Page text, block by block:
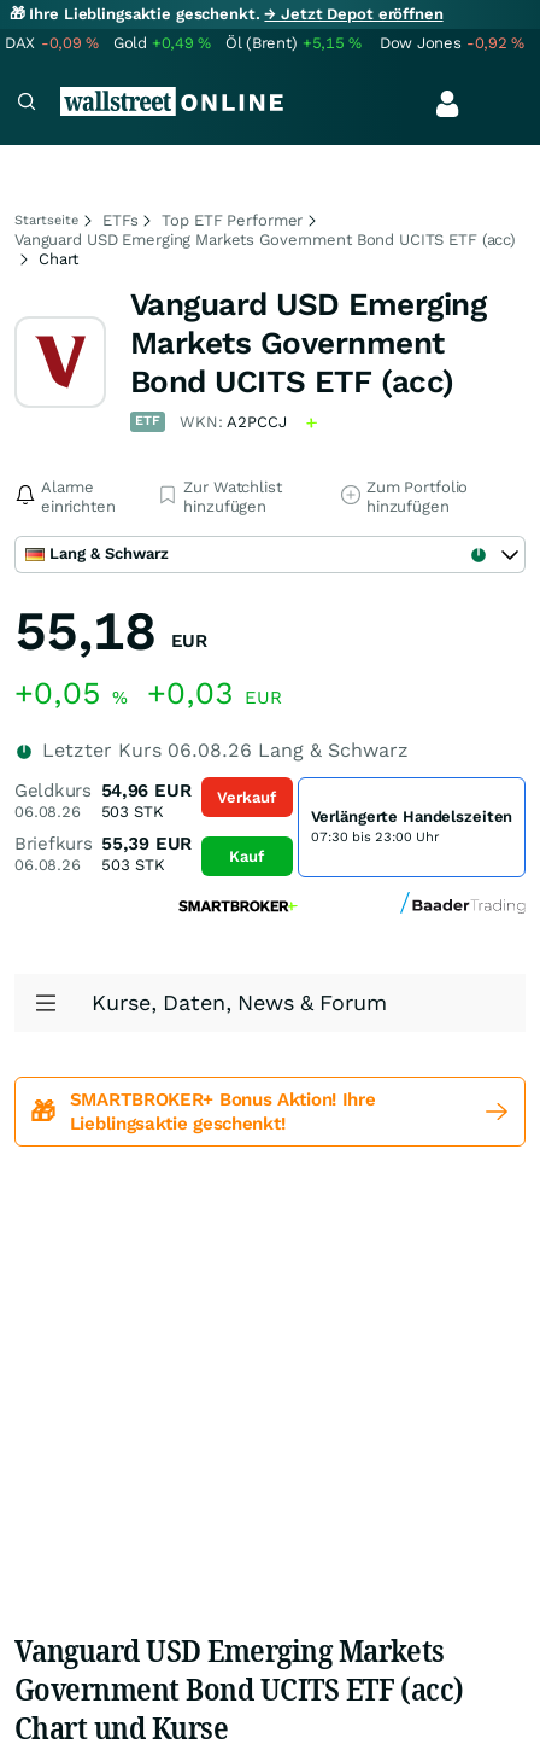
🎁 Ihre Lieblingsaktie geschenkt.→ Jetzt Depot eröffnen
DAX -0,09% Gold +0,49% Öl (Brent) +5,15% Dow Jones -0,92%
Startseite ETFs
Top ETF Performer
Vanguard USD Emerging Markets Government Bond UCITS ETF (acc)
Chart
Vanguard USD Emerging
Markets Government
Bond UCITS ETF (acc)
ETF WKN:A2PCCJ
Alarme
einrichten
Zur Watchlist
hinzufügen
Zum Portfolio
hinzufügen
Lang & Schwarz
55,18 EUR
+0,05 % +0,03 EUR
Letzter Kurs 06.08.26 Lang & Schwarz
Geldkurs
06.08.26
54,96 EUR
503 STK
Briefkurs
06.08.26
55,39 EUR
503 STK
Verkauf
Kauf
Verlängerte Handelszeiten
07:30 bis 23:00 Uhr
Kurse, Daten, News & Forum
🎁
SMARTBROKER+ Bonus Aktion! Ihre
Lieblingsaktie geschenkt!
Vanguard USD Emerging Markets
Government Bond UCITS ETF (acc)
Chart und Kurse